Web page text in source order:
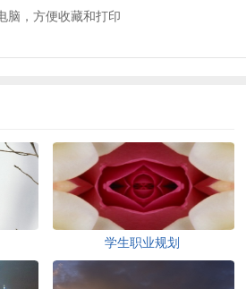
脑，方便收藏和打印
学生职业规划